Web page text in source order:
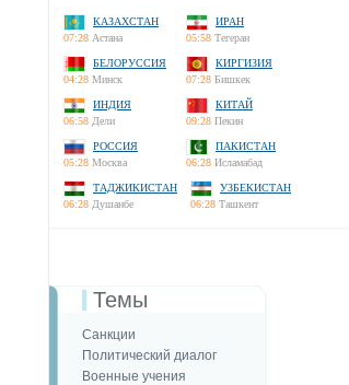
КАЗАХСТАН
07:28 Астана
ИРАН
05:58 Тегеран
БЕЛОРУССИЯ
04:28 Минск
КИРГИЗИЯ
07:28 Бишкек
ИНДИЯ
06:58 Дели
КИТАЙ
09:28 Пекин
РОССИЯ
05:28 Москва
ПАКИСТАН
06:28 Исламабад
ТАДЖИКИСТАН
06:28 Душанбе
УЗБЕКИСТАН
06:28 Ташкент
Темы
Санкции
Политический диалог
Военные учения